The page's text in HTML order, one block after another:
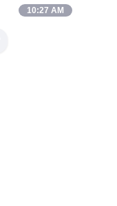
10:27 AM